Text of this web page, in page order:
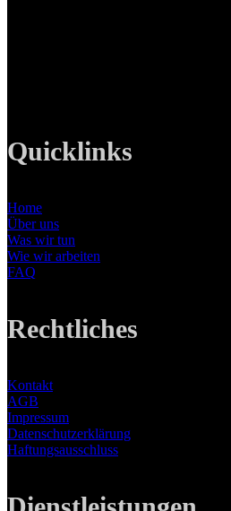
Quicklinks
Home
Über uns
Was wir tun
Wie wir arbeiten
FAQ
Rechtliches
Kontakt
AGB
Impressum
Datenschutzerklärung
Haftungsausschluss